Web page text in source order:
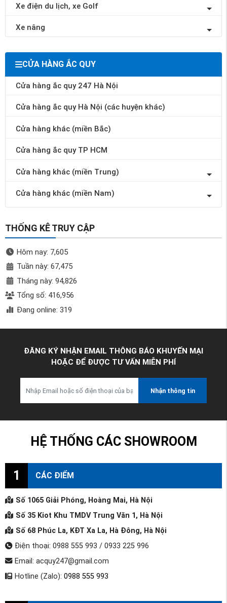
Xe điện du lịch, xe Golf
Xe nâng
CỬA HÀNG ẮC QUY
Cửa hàng ắc quy 247 Hà Nội
Cửa hàng ắc quy Hà Nội (các huyện khác)
Cửa hàng khác (miền Bắc)
Cửa hàng ắc quy TP HCM
Cửa hàng khác (miền Trung)
Cửa hàng khác (miền Nam)
THỐNG KÊ TRUY CẬP
Hôm nay: 7,605
Tuần này: 67,475
Tháng này: 94,826
Tổng số: 416,956
Đang online: 319
ĐĂNG KÝ NHẬN EMAIL THÔNG BÁO KHUYẾN MẠI
HOẶC ĐỂ ĐƯỢC TƯ VẤN MIỄN PHÍ
Nhận thông tin
HỆ THỐNG CÁC SHOWROOM
1 CÁC ĐIỂM
Số 1065 Giải Phóng, Hoàng Mai, Hà Nội
Số 35 Kiot Khu TMDV Trung Văn 1, Hà Nội
Số 68 Phúc La, KĐT Xa La, Hà Đông, Hà Nội
Điện thoại: 0988 555 993 / 0933 225 996
Email: acquy247@gmail.com
Hotline (Zalo): 0988 555 993